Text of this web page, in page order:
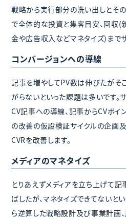
戦略から実行部分の洗い出しとそ
で全体的な投資と集客目安、回収(
金や広告収入などマネタイズ)までサ
コンバージョンへの導線
記事を増やしてPV数は伸びたがそ
がらないといった課題は多いです。
CV記事への導線、記事からCVポイ
の改善の仮設検証サイクルの企画
CVRを改善します。
メディアのマネタイズ
とりあえずメディアを立ち上げて
ばしたが、マネタイズできてないと
ら逆算した戦略設計及び事業計画